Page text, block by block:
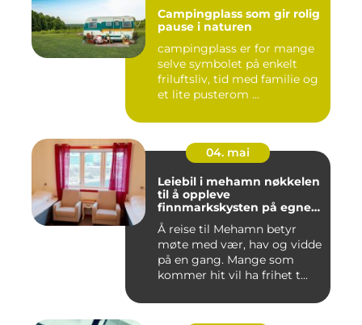
Campingplass som gir rolig
pause i naturen
campingplass er for mange
selve symbolet på enkelt
friluftsliv, tid med familie og
et lite pusterom ...
04. mai
Leiebil i mehamn nøkkelen
til å oppleve
finnmarkskysten på egne
premisser
Å reise til Mehamn betyr
møte med vær, hav og vidde
på en gang. Mange som
kommer hit vil ha frihet t...